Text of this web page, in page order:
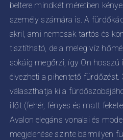
beltere mindkét méretben
személy számára is. A
akril, ami nemcsak tartós és
tisztítható, de a meleg víz
sokáig megőrzi, így Ön hosszú
élvezheti a pihentető fürdőzést.
választhatja ki a
illőt (fehér, fényes és matt
Avalon elegáns vonalai és
megjelenése szinte bármilyen